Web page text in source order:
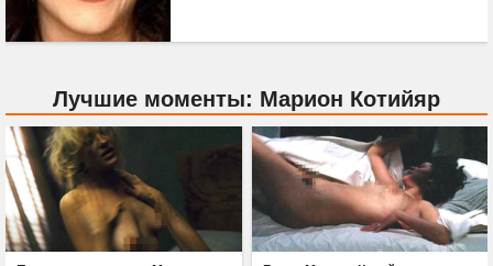
Лучшие моменты: Марион Котийяр